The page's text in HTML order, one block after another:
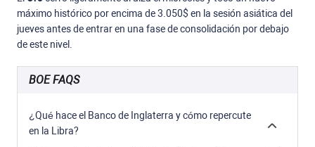
máximo histórico por encima de 3.050$ en la sesión asiática del
jueves antes de entrar en una fase de consolidación por debajo
de este nivel.
BOE FAQS
¿Qué hace el Banco de Inglaterra y cómo repercute
en la Libra?